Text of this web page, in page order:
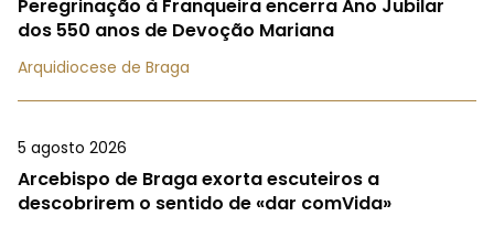
Peregrinação à Franqueira encerra Ano Jubilar
dos 550 anos de Devoção Mariana
Arquidiocese de Braga
5 agosto 2026
Arcebispo de Braga exorta escuteiros a
descobrirem o sentido de «dar comVida»